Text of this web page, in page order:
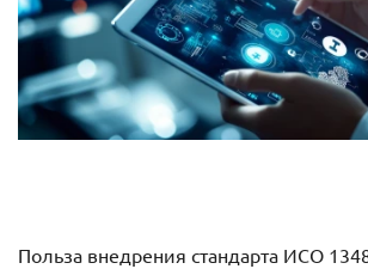
Польза внедрения стандарта ИСО